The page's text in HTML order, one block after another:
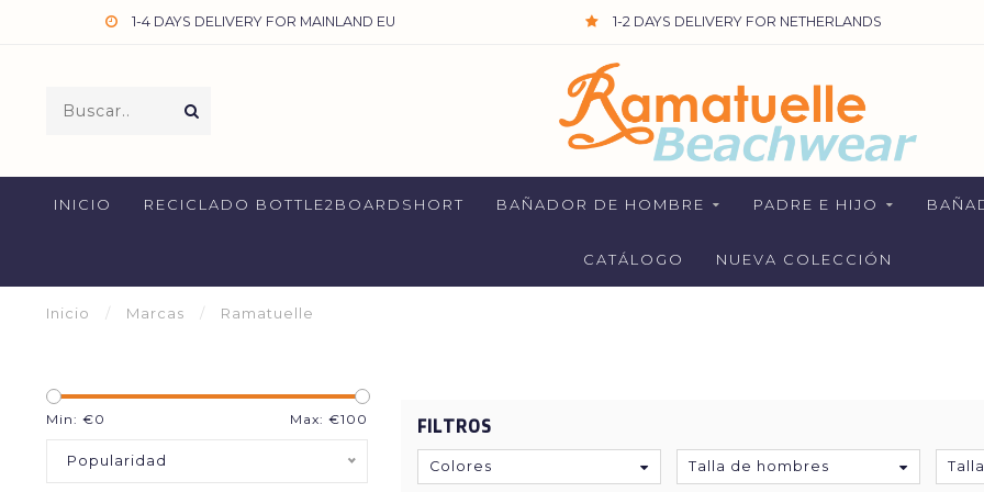
1-4 DAYS DELIVERY FOR MAINLAND EU 1-2 DAYS DELIVERY FOR NETHERLANDS
INICIO RECICLADO BOTTLE2BOARDSHORT BAÑADOR DE HOMBRE PADRE E HIJO
CATÁLOGO NUEVA COLECCIÓN
Inicio / Marcas / Ramatuelle
Min: €0 Max: €100
Popularidad
FILTROS
Colores Talla de hombres